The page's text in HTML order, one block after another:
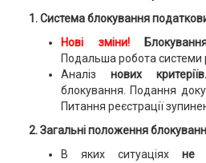
1. Система блокування
Нові зміни!
Подальша робота системи
Аналіз нових критеріїв.
блокування. Подання
Питання реєстрації
2.Загальні положення
В яких ситуаціяхне